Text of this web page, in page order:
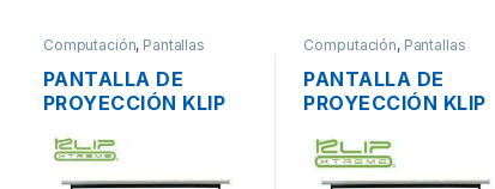
Computación, Pantallas
PANTALLA DE
PROYECCIÓN KLIP
MANUAL PLEGABLE
145X100CM (72
Computación, Pantallas
PANTALLA DE
PROYECCIÓN KLIP
MANUAL PLEGABLE
172X130CM (86